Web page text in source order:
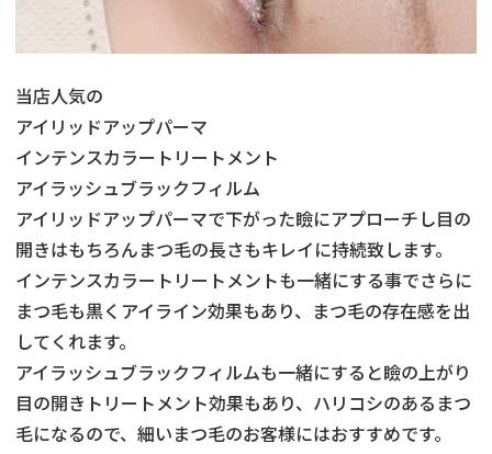
当店人気の
アイリッドアップパーマ
インテンスカラートリートメント
アイラッシュブラックフィルム
アイリッドアップパーマで下がった瞼にアプローチし目の
開きはもちろんまつ毛の長さもキレイに持続致します。
インテンスカラートリートメントも一緒にする事でさらに
まつ毛も黒くアイライン効果もあり、まつ毛の存在感を出
してくれます。
アイラッシュブラックフィルムも一緒にすると瞼の上がり
目の開きトリートメント効果もあり、ハリコシのあるまつ
毛になるので、細いまつ毛のお客様にはおすすめです。